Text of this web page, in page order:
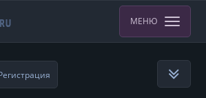
МЕНЮ